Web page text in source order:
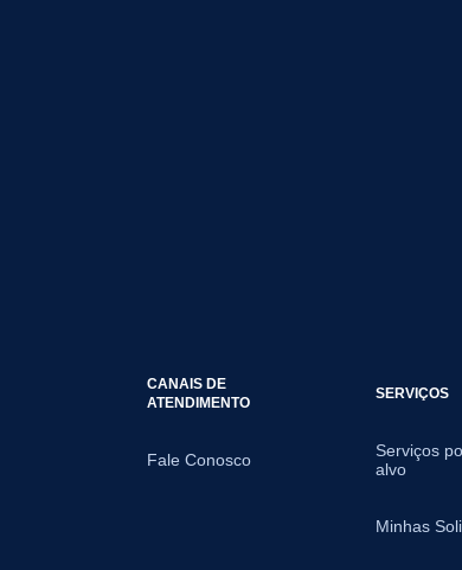
CANAIS DE
ATENDIMENTO
Fale Conosco
SERVIÇOS
Serviços
alvo
Minhas